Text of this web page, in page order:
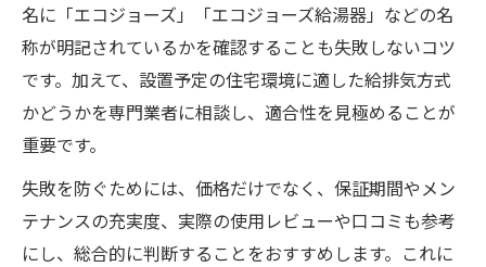
名に「エコジョーズ」「エコジョーズ給湯器」などの名
称が明記されているかを確認することも失敗しないコツ
です。加えて、設置予定の住宅環境に適した給排気方式
かどうかを専門業者に相談し、適合性を見極めることが
重要です。
失敗を防ぐためには、価格だけでなく、保証期間やメン
テナンスの充実度、実際の使用レビューや口コミも参考
にし、総合的に判断することをおすすめします。これに